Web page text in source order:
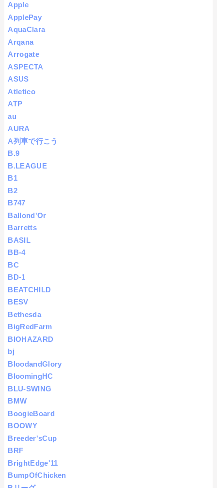
Apple
ApplePay
AquaClara
Arqana
Arrogate
ASPECTA
ASUS
Atletico
ATP
au
AURA
A列車で行こう
B.9
B.LEAGUE
B1
B2
B747
Ballond'Or
Barretts
BASIL
BB-4
BC
BD-1
BEATCHILD
BESV
Bethesda
BigRedFarm
BIOHAZARD
bj
BloodandGlory
BloomingHC
BLU-SWING
BMW
BoogieBoard
BOOWY
Breeder'sCup
BRF
BrightEdge'11
BumpOfChicken